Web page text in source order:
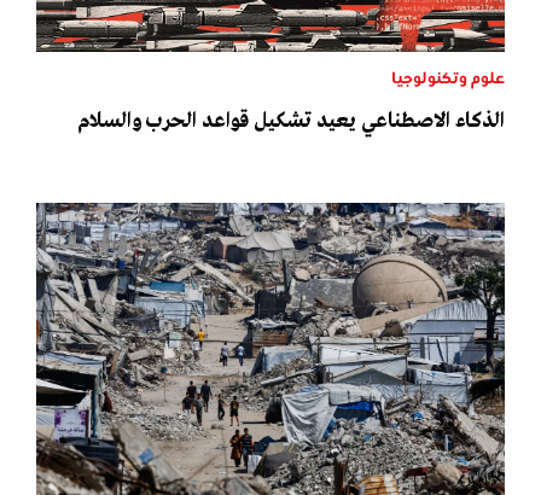
علوم وتكنولوجيا
الذكاء الاصطناعي يعيد تشكيل قواعد الحرب والسلام